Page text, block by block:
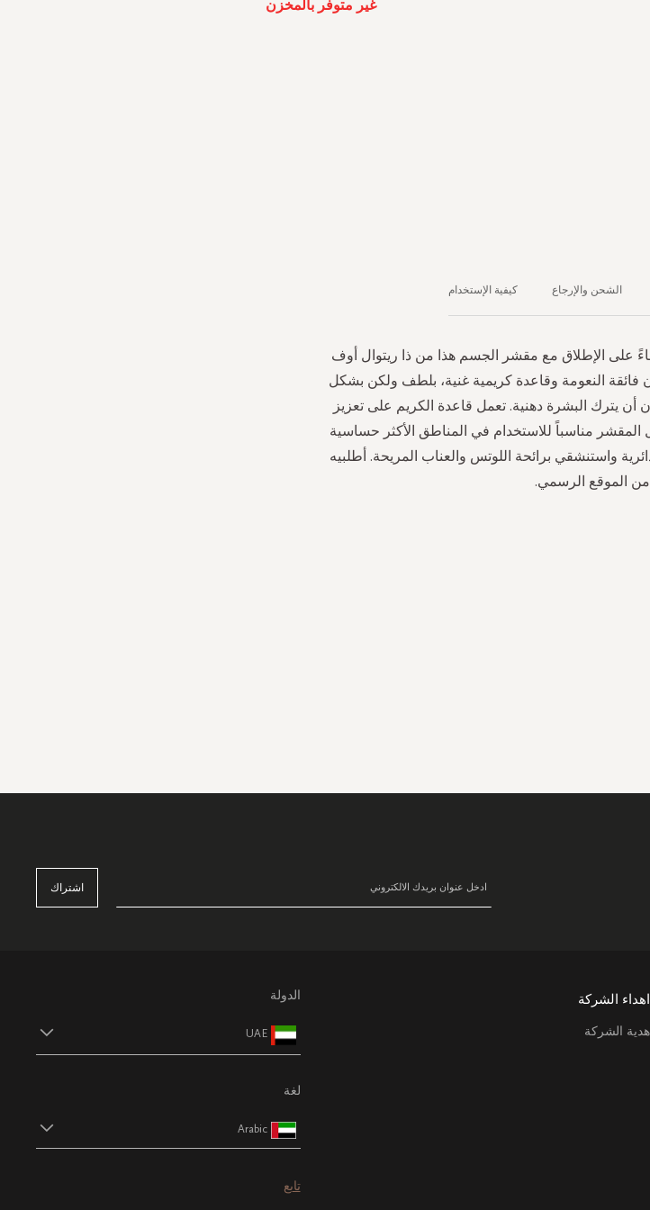
غير متوفر بالمخزن
على الإطلاق مع مقشر الجسم هذا من ذا ريتوال أوف
فائقة النعومة وقاعدة كريمية غنية، بلطف ولكن بشكل
أن يترك البشرة دهنية. تعمل قاعدة الكريم على تعزيز
مناسباً للاستخدام في المناطق الأكثر حساسية
واستنشقي برائحة اللوتس والعناب المريحة. أطلبيه
من الموقع الرسمي.
الشحن والإرجاع كيفية الإستخدام
اشتراك
اهداء الشركة
هدية الشركة
الدولة
UAE
لغة
Arabic
تابع